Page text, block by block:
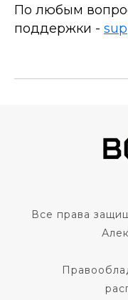
По любым
поддержки -
Все права